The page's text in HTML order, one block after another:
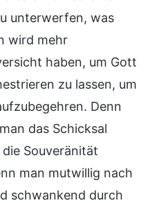
unterwerfen, was
wird mehr
haben, um Gott
zu lassen, um
Denn
das Schicksal
Souveränität
man mutwillig nach
schwankend durch